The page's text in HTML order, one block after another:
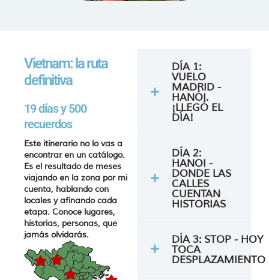
Vietnam: la ruta
definitiva
19 días y 500
recuerdos
Este itinerario no lo vas a
encontrar en un catálogo.
Es el resultado de meses
viajando en la zona por mi
cuenta, hablando con
locales y afinando cada
etapa. Conoce lugares,
historias, personas, que
jamás olvidarás.
DÍA 1:
VUELO
MADRID -
HANÓI.
¡LLEGÓ EL
DÍA!
DÍA 2:
HANOI -
DONDE LAS
CALLES
CUENTAN
HISTORIAS
DÍA 3: STOP - HOY
TOCA
DESPLAZAMIENTO